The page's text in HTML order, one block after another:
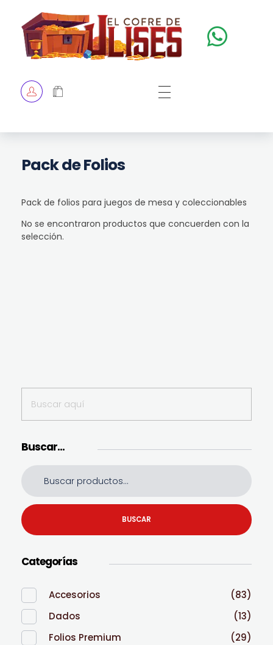
TIENDA
Pack de Folios
Pack de folios para juegos de mesa y coleccionables
No se encontraron productos que concuerden con la
selección.
Buscar…
BUSCAR
Categorías
Accesorios
(83)
Dados
(13)
Folios Premium
(29)